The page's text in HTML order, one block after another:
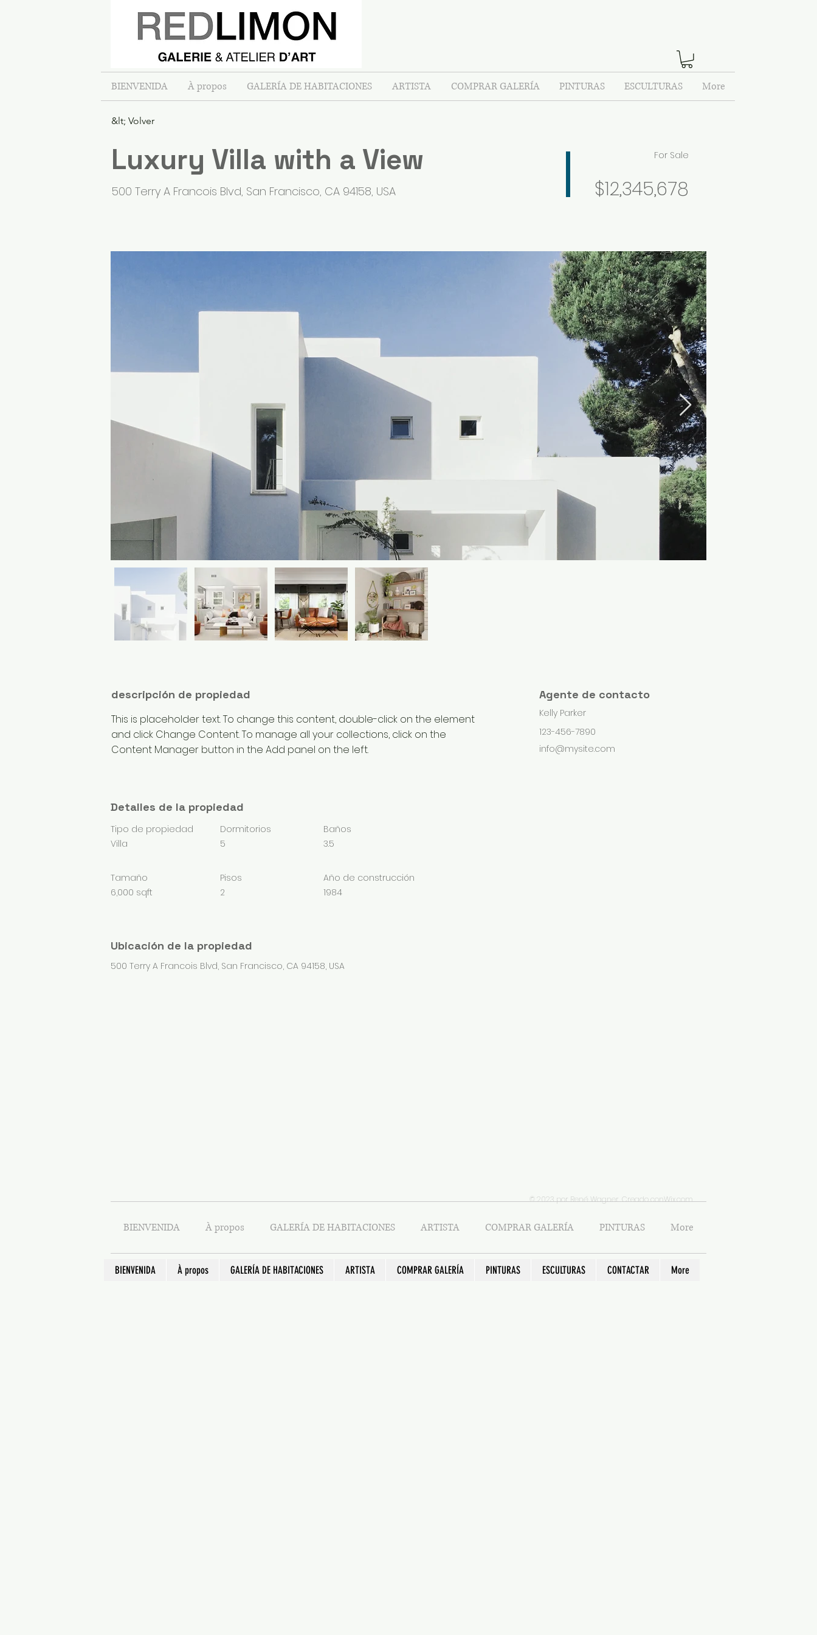
BIENVENIDA À propos GALERÍA DE HABITACIONES ARTISTA COMPRAR GALERÍA PINTURAS ESCULTURAS More
&lt; Volver
Luxury Villa with a View
500 Terry A Francois Blvd, San Francisco, CA 94158, USA
For Sale
$12,345,678
descripción de propiedad
This is placeholder text. To change this content, double-click on the element
and click Change Content. To manage all your collections, click on the
Content Manager button in the Add panel on the left.
Agente de contacto
Kelly Parker
123-456-7890
info@mysite.com
Detalles de la propiedad
Tipo de propiedad
Villa
Dormitorios
5
Baños
3.5
Tamaño
6,000 sqft
Pisos
2
Año de construcción
1984
Ubicación de la propiedad
500 Terry A Francois Blvd, San Francisco, CA 94158, USA
© 2023 por René Wagner. Creado conWix.com
BIENVENIDA À propos GALERÍA DE HABITACIONES ARTISTA COMPRAR GALERÍA PINTURAS More
BIENVENIDA À propos GALERÍA DE HABITACIONES ARTISTA COMPRAR GALERÍA PINTURAS ESCULTURAS CONTACTAR More